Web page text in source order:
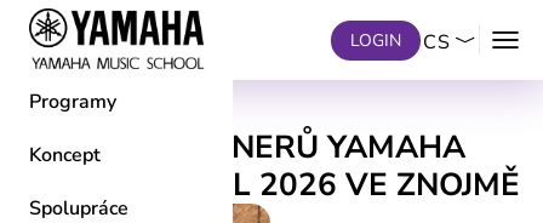
Přeskočit na hlavní obsah
Programy
Koncept
Spolupráce
LOGIN CS menu
SETKÁNÍ PARTNERŮ YAMAHA
MUSIC SCHOOL 2026 VE ZNOJMĚ